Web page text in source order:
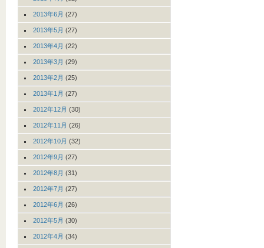
2013年6月 (27)
2013年5月 (27)
2013年4月 (22)
2013年3月 (29)
2013年2月 (25)
2013年1月 (27)
2012年12月 (30)
2012年11月 (26)
2012年10月 (32)
2012年9月 (27)
2012年8月 (31)
2012年7月 (27)
2012年6月 (26)
2012年5月 (30)
2012年4月 (34)